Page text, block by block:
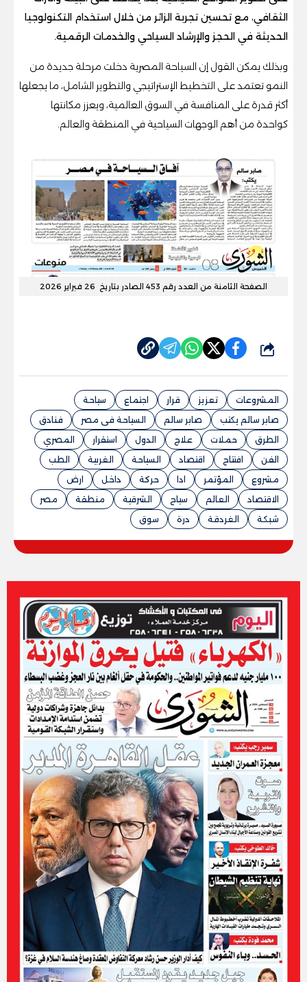
الثقافي، مع تحسين تجربة الزائر من خلال استخدام التكنولوجيا
الحديثة في الحجز والإرشاد السياحي والخدمات الرقمية.
وبذلك يمكن القول إن السياحة المصرية دخلت مرحلة جديدة من
النمو تعتمد على التخطيط الإستراتيجي والتطوير الشامل، ما يجعلها
أكثر قدرة على المنافسة في السوق العالمية، ويعزز مكانتها
كواحدة من أهم الوجهات السياحية في المنطقة والعالم.
الصفحة الثامنة من العدد رقم 453 الصادر بتاريخ 26 فبراير 2026
شارك
المشروعات تعزيز قرار اجتماع
سياحة
صابر سالم يكتب
صابر سالم السياحة فى مصر
فنادق
الطرق
حملات علاج الدول استقرار
المصري
الفن
افتتاح اقتصاد السياحة الغربية
الطب
مشروع
المؤتمر ادا حركة داخل
ارض
الاقتصاد
العالم سياح الشرقية منطقة
مصر
شبكة
الغردقة درة سوق